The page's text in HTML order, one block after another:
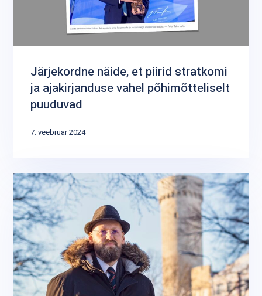
Järjekordne näide, et piirid stratkomi
ja ajakirjanduse vahel põhimõtteliselt
puuduvad
7. veebruar 2024